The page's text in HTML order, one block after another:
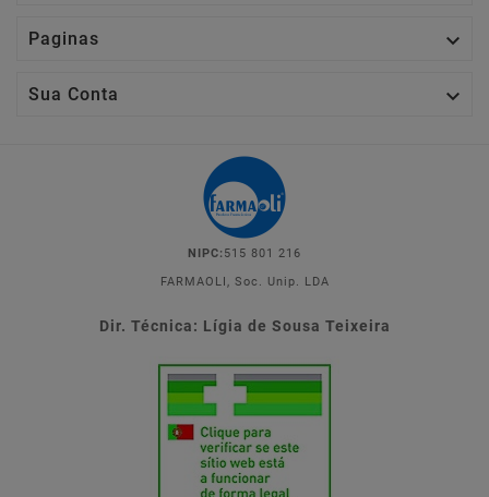
Paginas 
Sua Conta 
NIPC: 515 801 216
FARMAOLI, Soc. Unip. LDA
Dir. Técnica: Lígia de Sousa Teixeira